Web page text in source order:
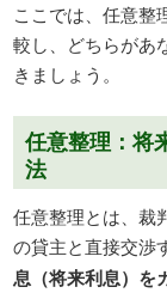
ここでは、任意整
較し、どちらがあ
きましょう。
任意整理：将
法
任意整理とは、裁
の貸主と直接交渉
息（将来利息）を